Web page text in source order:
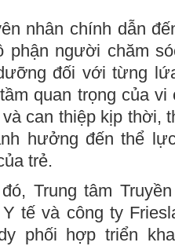
nhân chính dẫn
phận người chăm
đối với từng
quan trọng của vi
can thiệp kịp thời,
hưởng đến thể
trẻ.
Trung tâm
tế và công ty
phối hợp triển